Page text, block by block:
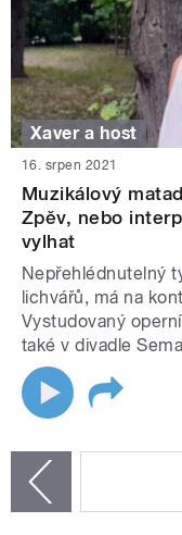
Xaver a host
16. srpen 2021
Muzikálový
Zpěv, nebo
vylhat
Nepřehlédnutelný
lichvářů, má na
Vystudovaný
také v divadle